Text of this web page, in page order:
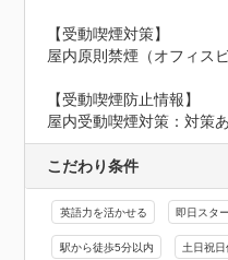
【受動喫煙対策】
屋内原則禁煙（オフィス
【受動喫煙防止情報】
屋内受動喫煙対策：対策
こだわり条件
英語力を活かせる 即日スタ
駅から徒歩5分以内 土日祝日